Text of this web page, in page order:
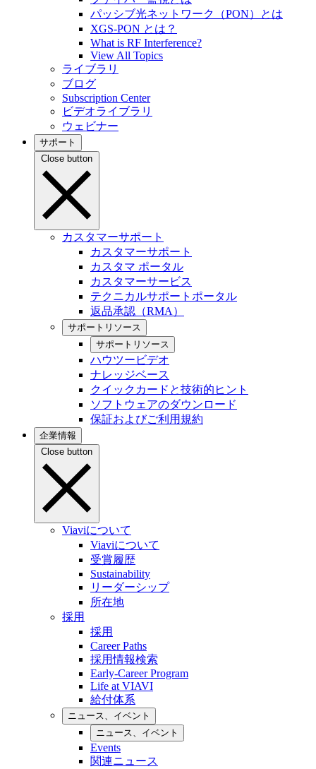
パッシブ光ネットワーク（PON）とは
XGS-PON とは？
What is RF Interference?
View All Topics
ライブラリ
ブログ
Subscription Center
ビデオライブラリ
ウェビナー
サポート
Close button
カスタマーサポート
カスタマーサポート
カスタマ ポータル
カスタマーサービス
テクニカルサポートポータル
返品承認（RMA）
サポートリソース
サポートリソース
ハウツービデオ
ナレッジベース
クイックカードと技術的ヒント
ソフトウェアのダウンロード
保証およびご利用規約
企業情報
Close button
Viaviについて
Viaviについて
受賞履歴
Sustainability
リーダーシップ
所在地
採用
採用
Career Paths
採用情報検索
Early-Career Program
Life at VIAVI
給付体系
ニュース、イベント
ニュース、イベント
Events
関連ニュース